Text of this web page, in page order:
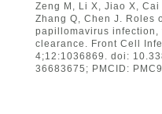
Zeng M, Li X, Jiao X, Cai
Zhang Q, Chen J. Roles
papillomavirus infection,
clearance. Front Cell
4;12:1036869. doi:
36683675; PMCID: